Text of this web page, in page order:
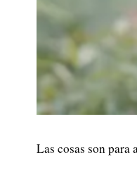
Las cosas son para